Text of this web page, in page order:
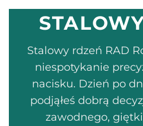
Stalowy rdzeń RAD
niespotykanie
nacisku. Dzień po
podjąłeś dobrą
zawodnego,